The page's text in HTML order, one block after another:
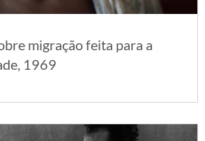
migração feita para a
1969